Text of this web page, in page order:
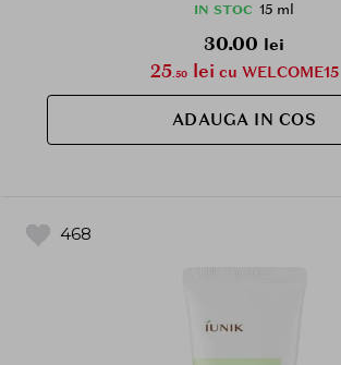
IN STOC 15 ml
30.00 lei
25.50lei cu WELCOME15
ADAUGA IN COS
468